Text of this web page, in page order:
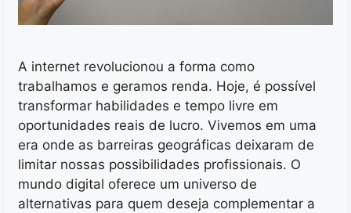
A internet revolucionou a forma como
trabalhamos e geramos renda. Hoje, é possível
transformar habilidades e tempo livre em
oportunidades reais de lucro. Vivemos em uma
era onde as barreiras geográficas deixaram de
limitar nossas possibilidades profissionais. O
mundo digital oferece um universo de
alternativas para quem deseja complementar a